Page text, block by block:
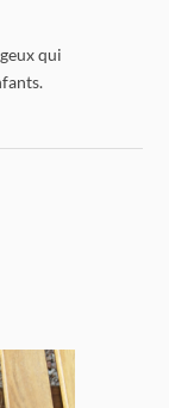
qui